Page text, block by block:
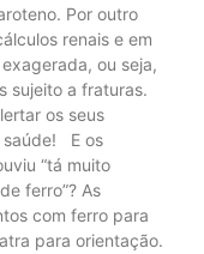
Por outro
renais e em
ou seja,
sujeito a fraturas.
os seus
saúde! E os
“tá muito
ferro”? As
com ferro para
para orientação.